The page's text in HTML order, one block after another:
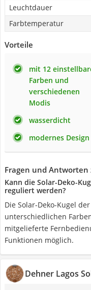
Leuchtdauer
Farbtemperatur
Vorteile
mit 12
Farben und
verschiedenen
Modis
wasserdicht
modernes Design
Fragen und Antworten
Kann die Solar-Deko-
reguliert werden?
Die Solar-Deko-Kugel
unterschiedlichen
mitgelieferte
Funktionen möglich.
Dehner Lagos